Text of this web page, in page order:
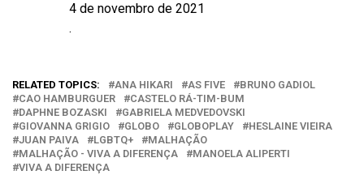
Data
4 de novembro de 2021
Em relação a
.
RELATED TOPICS: ANA HIKARI AS FIVE
BRUNO GADIOL
CAO HAMBURGUER
CASTELO RÁ-TIM-BUM
DAPHNE BOZASKI
GABRIELA MEDVEDOVSKI
GIOVANNA GRIGIO
GLOBO GLOBOPLAY
HESLAINE VIEIRA
JUAN PAIVA
LGBTQ+
MALHAÇÃO
MALHAÇÃO - VIVA A DIFERENÇA
MANOELA ALIPERTI
VIVA A DIFERENÇA